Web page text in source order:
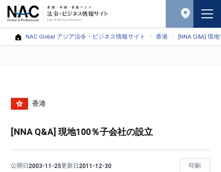
NAC Global アジア法令・ビジネス情報サイト 香港 [NNA Q&A] 現
香港
[NNA Q&A] 現地100％子会社の設立
公開日2003-11-25更新日2011-12-30 印刷